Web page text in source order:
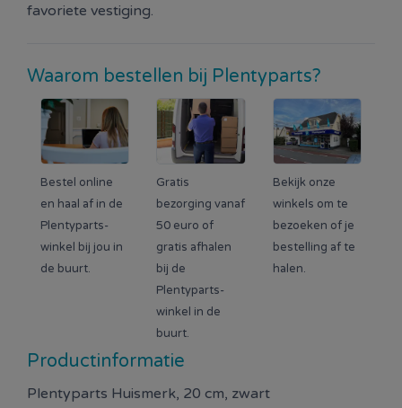
favoriete vestiging.
Waarom bestellen bij Plentyparts?
Bestel online
en haal af in de
Plentyparts-
winkel bij jou in
de buurt.
Gratis
bezorging vanaf
50 euro of
gratis afhalen
bij de
Plentyparts-
winkel in de
buurt.
Bekijk onze
winkels om te
bezoeken of je
bestelling af te
halen.
Productinformatie
Plentyparts Huismerk, 20 cm, zwart